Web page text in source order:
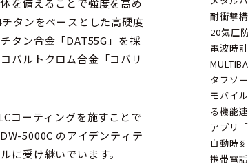
を備えることで強度を高め
タンをベースとした高硬度
タン合金「DAT55G」を採
バルトクロム合金「コバリ
コーティングを施すことで
5000C のアイデンティテ
に受け継いでいます。
耐衝撃
20気圧
電波時
タフソ
モバイ
る機能連
アプリ
自動時
携帯電